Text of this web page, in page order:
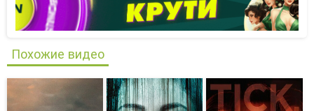
Похожие видео